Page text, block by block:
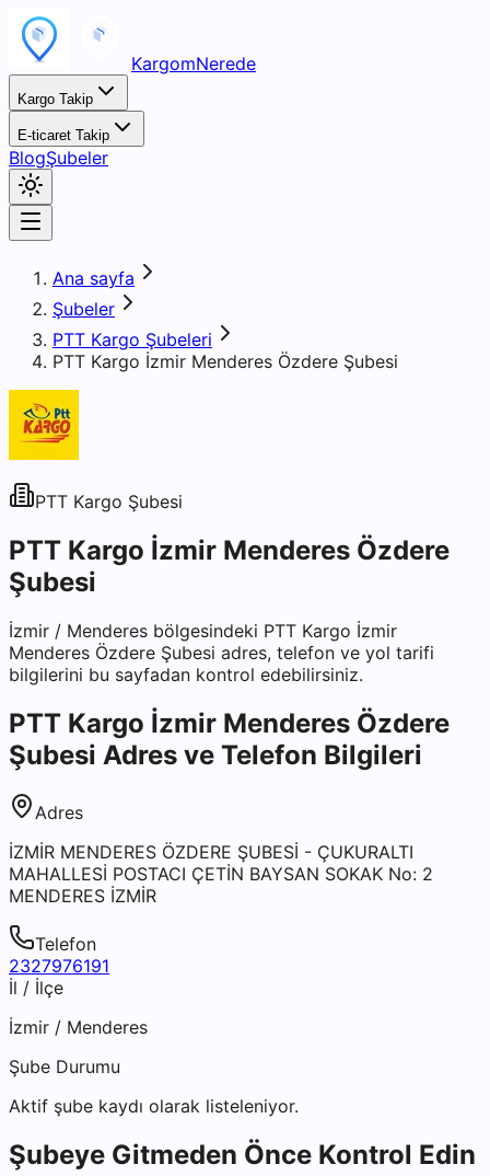
KargomNerede
Kargo Takip
E-ticaret Takip
BlogŞubeler
Ana sayfa
Şubeler
PTT Kargo Şubeleri
PTT Kargo İzmir Menderes Özdere Şubesi
PTT Kargo Şubesi
PTT Kargo İzmir Menderes Özdere
Şubesi
İzmir / Menderes bölgesindeki PTT Kargo İzmir
Menderes Özdere Şubesi adres, telefon ve yol tarifi
bilgilerini bu sayfadan kontrol edebilirsiniz.
PTT Kargo İzmir Menderes Özdere
Şubesi Adres ve Telefon Bilgileri
Adres
İZMİR MENDERES ÖZDERE ŞUBESİ - ÇUKURALTI
MAHALLESİ POSTACI ÇETİN BAYSAN SOKAK No: 2
MENDERES İZMİR
Telefon
2327976191
İl / İlçe
İzmir / Menderes
Şube Durumu
Aktif şube kaydı olarak listeleniyor.
Şubeye Gitmeden Önce Kontrol Edin